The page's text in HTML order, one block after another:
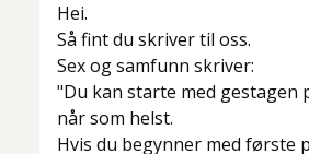
Hei.
Så fint du skriver til oss.
Sex og samfunn skriver:
"Du kan starte med gestagen
når som helst.
Hvis du begynner med første